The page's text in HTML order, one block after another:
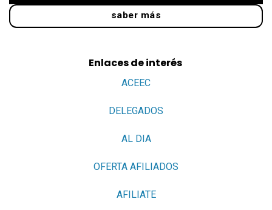
saber más
Enlaces de interés
ACEEC
DELEGADOS
AL DIA
OFERTA AFILIADOS
AFILIATE